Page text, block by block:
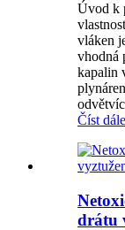
Úvod k
vláken
vhodná
kapalin
Číst dále
drátu